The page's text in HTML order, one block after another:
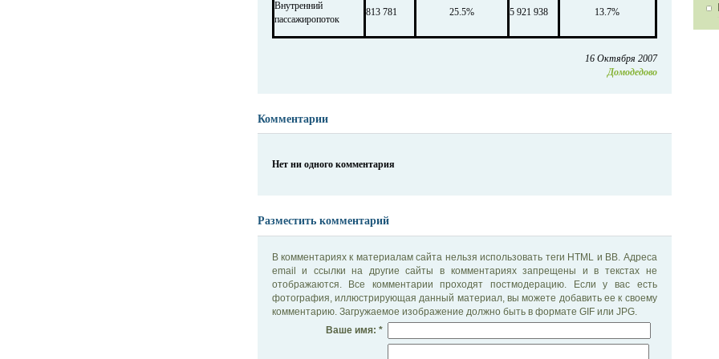
Внутренний
пассажиропоток
813 781 25.5% 5 921 938 13.7%
16 Октября 2007
Домодедово
Комментарии
Нет ни одного комментария
Разместить комментарий
В комментариях к материалам сайта нельзя использовать теги HTML и BB. Адреса
email и ссылки на другие сайты в комментариях запрещены и в текстах не
отображаются. Все комментарии проходят постмодерацию. Если у вас есть
фотография, иллюстрирующая данный материал, вы можете добавить ее к своему
комментарию. Загружаемое изображение должно быть в формате GIF или JPG.
Ваше имя: *